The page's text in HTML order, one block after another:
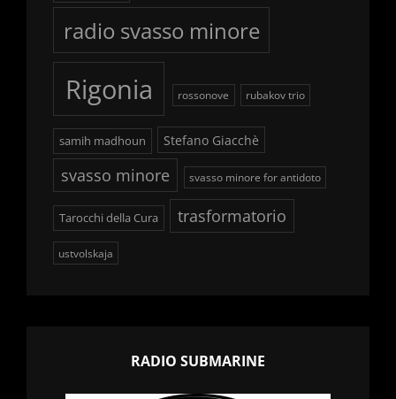
radio svasso minore
Rigonia rossonove rubakov trio
samih madhoun Stefano Giacchè
svasso minore svasso minore for antidoto
Tarocchi della Cura trasformatorio
ustvolskaja
RADIO SUBMARINE